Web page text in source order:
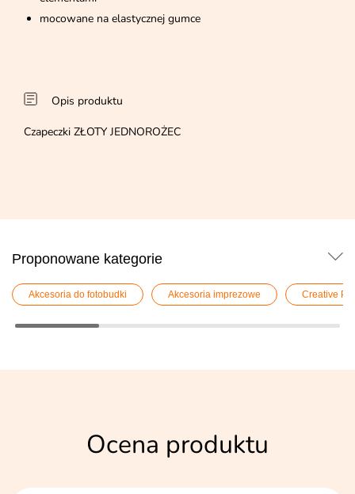
mocowane na elastycznej gumce
Opis produktu
Czapeczki ZŁOTY JEDNOROŻEC
Proponowane kategorie
Akcesoria do fotobudki Akcesoria imprezowe Creative
Ocena produktu